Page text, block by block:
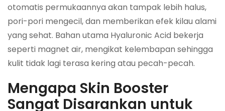
otomatis permukaannya akan tampak lebih halus,
pori-pori mengecil, dan memberikan efek kilau alami
yang sehat. Bahan utama Hyaluronic Acid bekerja
seperti magnet air, mengikat kelembapan sehingga
kulit tidak lagi terasa kering atau pecah-pecah.
Mengapa Skin Booster
Sangat Disarankan untuk